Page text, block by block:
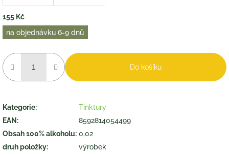
155 Kč
Měrná
cena:
na objednávku 6-9 dnů
Do košíku
Kategorie:
Tinktury
EAN :
8592814054499
Obsah 100% alkoholu: 0,02
druh položky: výrobek